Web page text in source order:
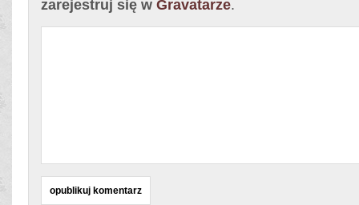
zarejestruj się w Gravatarze.